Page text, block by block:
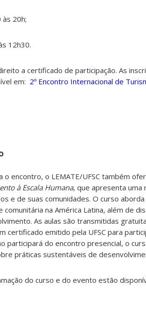
20h;
12h30.
a certificado de participação. As
em: 2º Encontro Internacional de
encontro, o LEMATE/UFSC também
à Escala Humana, que apresenta
e de suas comunidades. O curso aborda
na América Latina, além de
As aulas são transmitidas
certificado emitido pela UFSC para
participará do encontro presencial, o
práticas sustentáveis de
do curso e do evento estão